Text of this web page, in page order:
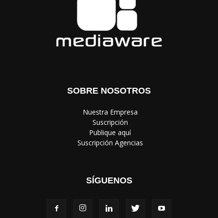
SOBRE NOSOTROS
‎ Nuestra Empresa
‎ Suscripción
‎ Publique aquí
‎ Suscripción Agencias
SÍGUENOS